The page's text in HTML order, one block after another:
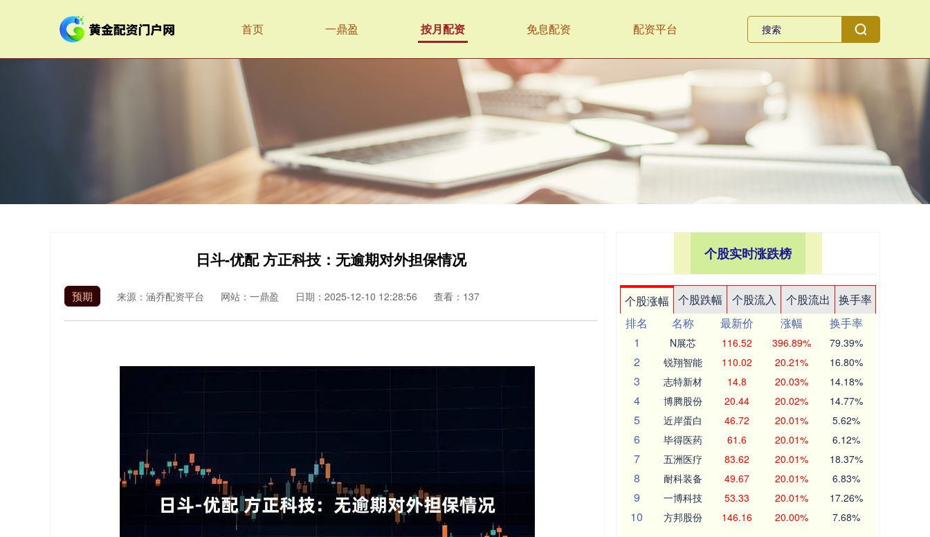
首页 一鼎盈 按月配资 免息配资 配资平台
日斗-优配 方正科技：无逾期对外担保情况
预期 来源：涵乔配资平台 网站：一鼎盈 日期：2025-12-10 12:28:56 查看：137
个股实时涨跌榜
个股涨幅 个股跌幅 个股流入 个股流出
换手率
排名
名称 最新价 涨幅
换手率
1
N展芯 116.52 396.89% 79.39%
2 锐翔智能 110.02 20.21% 16.80%
3 志特新材 14.8 20.03% 14.18%
4 博腾股份 20.44 20.02% 14.77%
5 近岸蛋白 46.72 20.01% 5.62%
6 毕得医药 61.6 20.01% 6.12%
7 五洲医疗 83.62 20.01% 18.37%
8 耐科装备 49.67 20.01% 6.83%
9 一博科技 53.33 20.01% 17.26%
10 方邦股份 146.16 20.00% 7.68%